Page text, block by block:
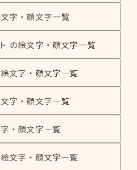
字・顔文字一覧
の絵文字・顔文字一覧
文字・顔文字一覧
字・顔文字一覧
・顔文字一覧
文字・顔文字一覧